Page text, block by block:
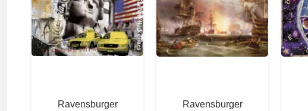
Ravensburger
Ravensburger